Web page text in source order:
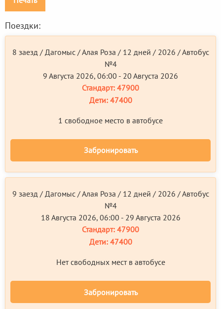
Поездки:
8 заезд / Дагомыс / Алая Роза / 12 дней / 2026 / Автобус
№4
9 Августа 2026, 06:00 - 20 Августа 2026
Стандарт: 47900
Дети:47400
1 свободное место в автобусе
Забронировать
9 заезд / Дагомыс / Алая Роза / 12 дней / 2026 / Автобус
№4
18 Августа 2026, 06:00 - 29 Августа 2026
Стандарт: 47900
Дети:47400
Нет свободных мест в автобусе
Забронировать